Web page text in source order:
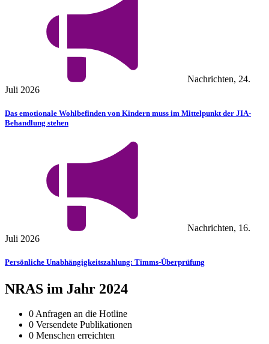
Nachrichten, 24.
Juli 2026
Das emotionale Wohlbefinden von Kindern muss im Mittelpunkt der JIA-
Behandlung stehen
Nachrichten, 16.
Juli 2026
Persönliche Unabhängigkeitszahlung: Timms-Überprüfung
NRAS im Jahr 2024
0Anfragen an die Hotline
0 Versendete Publikationen
0 Menschen erreichten